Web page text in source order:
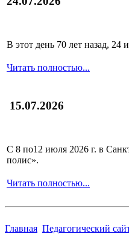
В этот день 70 лет назад,
Читать полностью...
15.07.2026
С 8 по12 июля 2026 г. в
полис».
Читать полностью...
Главная Педагогический